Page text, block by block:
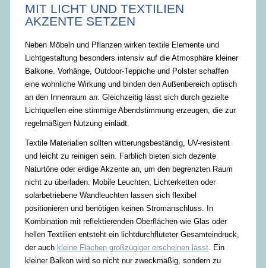
MIT LICHT UND TEXTILIEN
AKZENTE SETZEN
Neben Möbeln und Pflanzen wirken textile Elemente und
Lichtgestaltung besonders intensiv auf die Atmosphäre kleiner
Balkone. Vorhänge, Outdoor-Teppiche und Polster schaffen
eine wohnliche Wirkung und binden den Außenbereich optisch
an den Innenraum an. Gleichzeitig lässt sich durch gezielte
Lichtquellen eine stimmige Abendstimmung erzeugen, die zur
regelmäßigen Nutzung einlädt.
Textile Materialien sollten witterungsbeständig, UV-resistent
und leicht zu reinigen sein. Farblich bieten sich dezente
Naturtöne oder erdige Akzente an, um den begrenzten Raum
nicht zu überladen. Mobile Leuchten, Lichterketten oder
solarbetriebene Wandleuchten lassen sich flexibel
positionieren und benötigen keinen Stromanschluss. In
Kombination mit reflektierenden Oberflächen wie Glas oder
hellen Textilien entsteht ein lichtdurchfluteter Gesamteindruck,
der auch kleine Flächen großzügiger erscheinen lässt . Ein
kleiner Balkon wird so nicht nur zweckmäßig, sondern zu